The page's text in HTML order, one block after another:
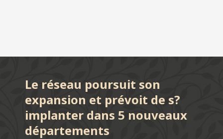
Le réseau poursuit son
expansion et prévoit de s?
implanter dans 5 nouveaux
départements